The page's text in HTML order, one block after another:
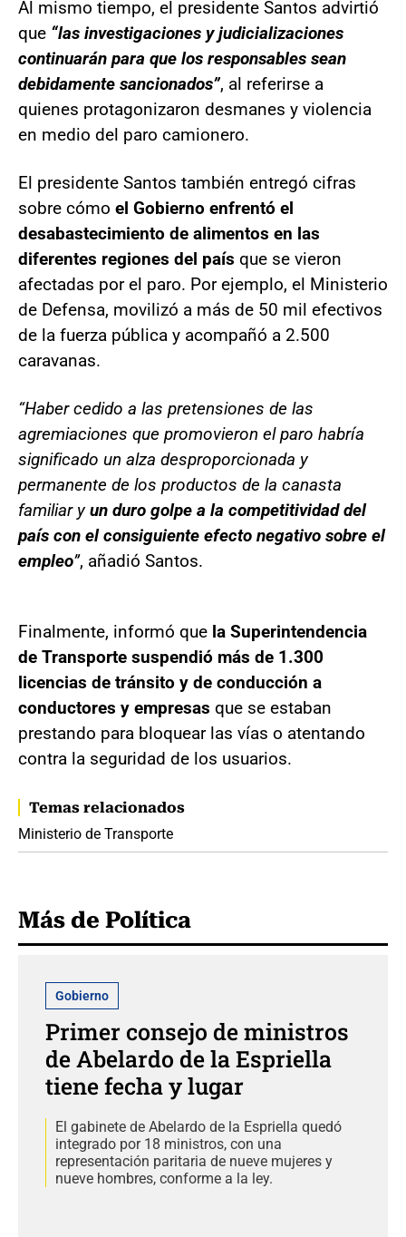
Al mismo tiempo, el presidente Santos advirtió
que “las investigaciones y judicializaciones
continuarán para que los responsables sean
debidamente sancionados”, al referirse a
quienes protagonizaron desmanes y violencia
en medio del paro camionero.
El presidente Santos también entregó cifras
sobre cómo el Gobierno enfrentó el
desabastecimiento de alimentos en las
diferentes regiones del país que se vieron
afectadas por el paro. Por ejemplo, el Ministerio
de Defensa, movilizó a más de 50 mil efectivos
de la fuerza pública y acompañó a 2.500
caravanas.
“Haber cedido a las pretensiones de las
agremiaciones que promovieron el paro habría
significado un alza desproporcionada y
permanente de los productos de la canasta
familiar yun duro golpe a la competitividad del
país con el consiguiente efecto negativo sobre el
empleo”, añadió Santos.
Finalmente, informó que la Superintendencia
de Transporte suspendió más de 1.300
licencias de tránsito y de conducción a
conductores y empresas que se estaban
prestando para bloquear las vías o atentando
contra la seguridad de los usuarios.
Temas relacionados
Ministerio de Transporte
Más de Política
Gobierno
Primer consejo de ministros
de Abelardo de la Espriella
tiene fecha y lugar
El gabinete de Abelardo de la Espriella quedó
integrado por 18 ministros, con una
representación paritaria de nueve mujeres y
nueve hombres, conforme a la ley.